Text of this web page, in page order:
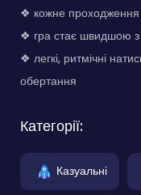
❖ кожне проходження
❖ гра стає швидшою
❖ легкі, ритмічні
обертання
Категорії:
Казуальні